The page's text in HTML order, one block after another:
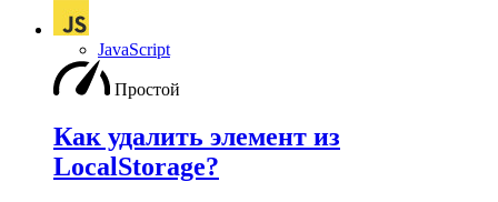
JavaScript
Простой
Как удалить элемент из
LocalStorage?